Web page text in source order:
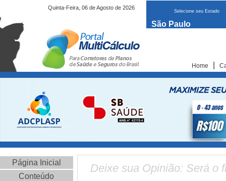
Selecione seu Estado
São Paulo
Home
Quinta-Feira, 06 de Agosto de 2026
Página Inicial
Conteúdo
Deixe sua Opinião: Será o